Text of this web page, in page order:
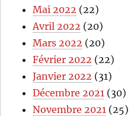
Mai 2022 (22)
Avril 2022 (20)
Mars 2022 (20)
Février 2022 (22)
Janvier 2022 (31)
Décembre 2021 (30)
Novembre 2021 (25)